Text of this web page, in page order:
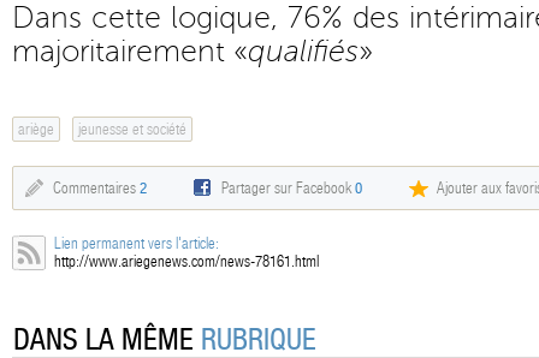
Dans cette logique, 76% des
majoritairement «qualifiés»
ariège jeunesse et société
Commentaires 2 Partager sur Facebook0 Ajouter aux
Lien permanent vers l'article:
http://www.ariegenews.com/news-78161.html
DANS LA MÊME RUBRIQUE